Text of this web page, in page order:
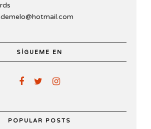
SÍGUEME EN
POPULAR POSTS